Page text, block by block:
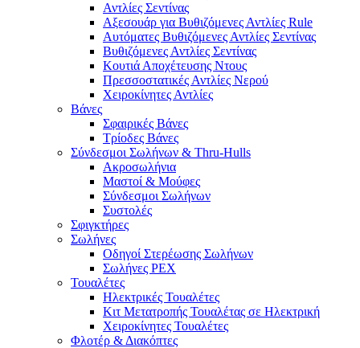
Αντλίες Σεντίνας
Αξεσουάρ για Βυθιζόμενες Αντλίες Rule
Αυτόματες Βυθιζόμενες Αντλίες Σεντίνας
Βυθιζόμενες Αντλίες Σεντίνας
Κουτιά Αποχέτευσης Ντους
Πρεσσοστατικές Αντλίες Νερού
Χειροκίνητες Αντλίες
Βάνες
Σφαιρικές Βάνες
Τρίοδες Βάνες
Σύνδεσμοι Σωλήνων & Thru-Hulls
Ακροσωλήνια
Μαστοί & Μούφες
Σύνδεσμοι Σωλήνων
Συστολές
Σφιγκτήρες
Σωλήνες
Οδηγοί Στερέωσης Σωλήνων
Σωλήνες PEX
Τουαλέτες
Ηλεκτρικές Τουαλέτες
Κιτ Μετατροπής Τουαλέτας σε Ηλεκτρική
Χειροκίνητες Τουαλέτες
Φλοτέρ & Διακόπτες